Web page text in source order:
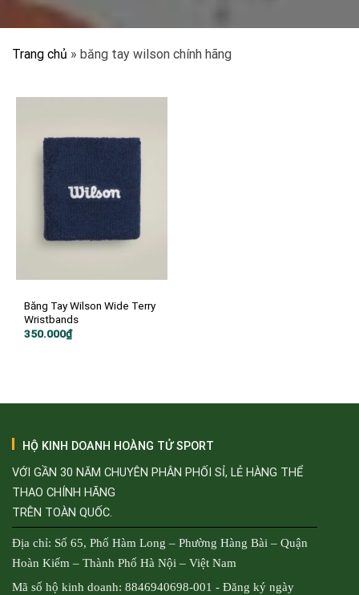
Trang chủ » băng tay wilson chính hãng
Băng Tay Wilson Wide Terry
Wristbands
350.000₫
HỘ KINH DOANH HOÀNG TỬ SPORT
VỚI GẦN 30 NĂM CHUYÊN PHÂN PHỐI SỈ, LẺ HÀNG THỂ
THAO CHÍNH HÃNG
TRÊN TOÀN QUỐC.
Địa chỉ: Số 65, Phố Hàm Long – Phường Hàng Bài – Quận
Hoàn Kiếm – Thành Phố Hà Nội – Việt Nam
Mã số hộ kinh doanh: 8846940698-001 - Đăng ký ngày